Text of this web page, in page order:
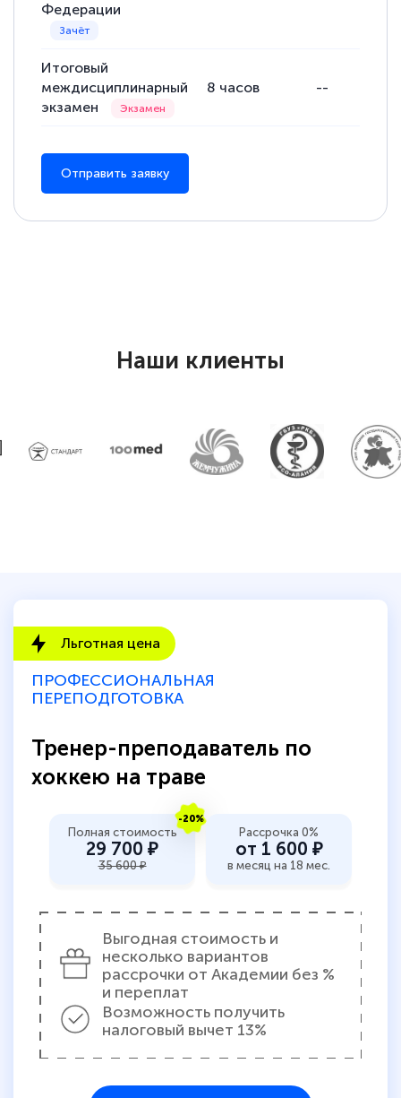
Федерации
Итоговый
междисциплинарный
экзамен
8 часов --
Отправить заявку
Наши клиенты
Льготная цена
ПРОФЕССИОНАЛЬНАЯ
ПЕРЕПОДГОТОВКА
Тренер-преподаватель по
хоккею на траве
-20%
Полная стоимость
29 700 ₽
35 600 ₽
Рассрочка 0%
от 1 600 ₽
в месяц на 18 мес.
Выгодная стоимость и
несколько вариантов
рассрочки от Академии без %
и переплат
Возможность получить
налоговый вычет 13%